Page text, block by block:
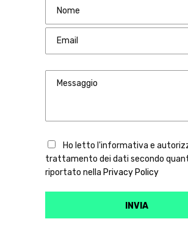
Ho letto l'informativa e
trattamento dei dati secondo
riportato nella Privacy Policy